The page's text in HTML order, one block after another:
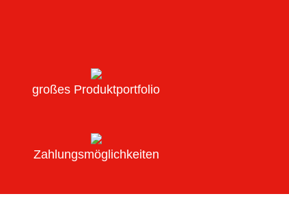
großes Produktportfolio
Zahlungsmöglichkeiten